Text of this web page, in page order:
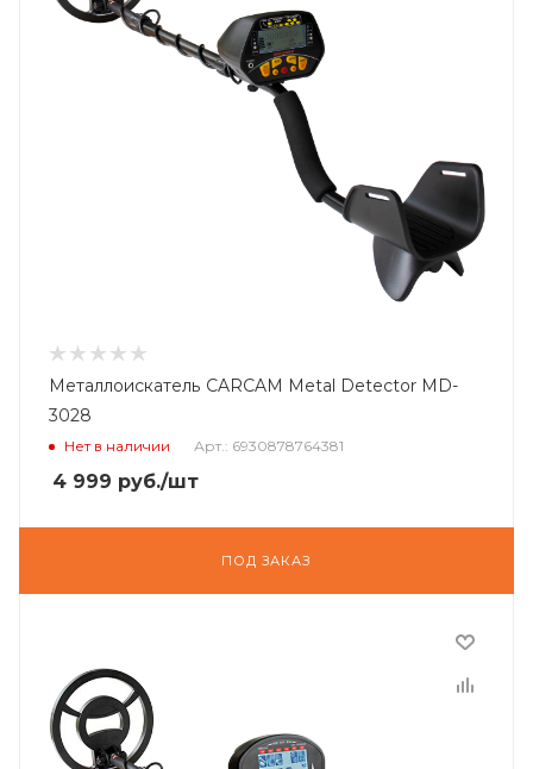
Металлоискатель CARCAM Metal Detector MD-
3028
Нет в наличии Арт.: 6930878764381
4 999 руб./шт
ПОД ЗАКАЗ